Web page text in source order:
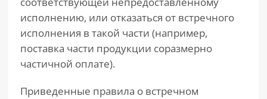
исполнению, или отказаться от встречного
исполнения в такой части (например,
поставка части продукции соразмерно
частичной оплате).
Приведенные правила о встречном